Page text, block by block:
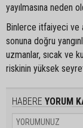
yayılmasına neden
Binlerce itfaiyeci ve
sonuna doğru
uzmanlar, sıcak ve
riskinin yüksek
HABERE YORUM